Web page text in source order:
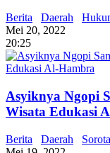
Berita Daerah
Mei 20, 2022
20:25
Asyiknya Ngopi
Wisata Edukasi
Berita Daerah